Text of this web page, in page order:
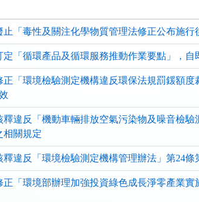
ENTER
查
看
清
單)
ENTER
查
清
單)
ENTER
查
看
清
單)
止「毒性及關注化學物質管理法修正公布施
定「循環產品及循環服務推動作業要點」，自
正「環境檢驗測定機構違反環保法規罰鍰額
釋違反「機動車輛排放空氣污染物及噪音檢
相關規定
釋違反「環境檢驗測定機構管理辦法」第24
正「環境部辦理加強投資綠色成長淨零產業